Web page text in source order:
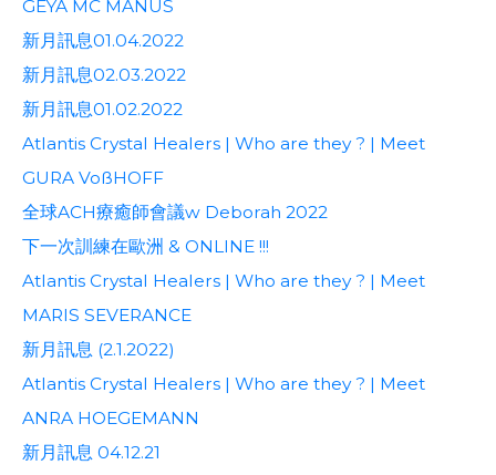
GEYA MC MANUS
新月訊息01.04.2022
新月訊息02.03.2022
新月訊息01.02.2022
Atlantis Crystal Healers | Who are they ? | Meet
GURA VoßHOFF
全球ACH療癒師會議w Deborah 2022
下一次訓練在歐洲 & ONLINE !!!
Atlantis Crystal Healers | Who are they ? | Meet
MARIS SEVERANCE
新月訊息 (2.1.2022)
Atlantis Crystal Healers | Who are they ? | Meet
ANRA HOEGEMANN
新月訊息 04.12.21